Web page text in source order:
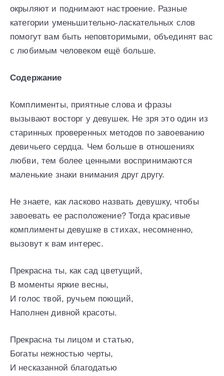
окрыляют и поднимают настроение. Разные
категории уменьшительно-ласкательных слов
помогут вам быть неповторимыми, объединят вас
с любимым человеком ещё больше.
Содержание
Комплименты, приятные слова и фразы
вызывают восторг у девушек. Не зря это один из
старинных проверенных методов по завоеванию
девичьего сердца. Чем больше в отношениях
любви, тем более ценными воспринимаются
маленькие знаки внимания друг другу.
Не знаете, как ласково назвать девушку, чтобы
завоевать ее расположение? Тогда красивые
комплименты девушке в стихах, несомненно,
вызовут к вам интерес.
Прекрасна ты, как сад цветущий,
В моменты яркие весны,
И голос твой, ручьем поющий,
Наполнен дивной красоты.
Прекрасна ты лицом и статью,
Богаты нежностью черты,
И несказанной благодатью